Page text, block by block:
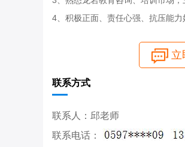
4、积极正面、责任心强、抗压能
立
联系方式
联系人：邱老师
联系电话：